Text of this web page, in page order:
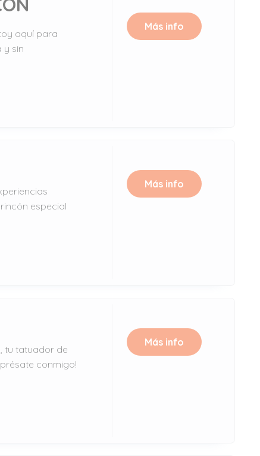
aquí para
y sin
Más info
especial
Más info
tu tatuador de
conmigo!
Más info